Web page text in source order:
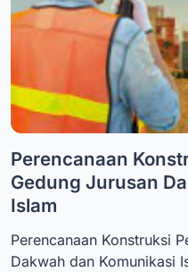
Perencanaan
Gedung Jurusan
Islam
Perencanaan Konstruksi
Dakwah dan Komunikasi